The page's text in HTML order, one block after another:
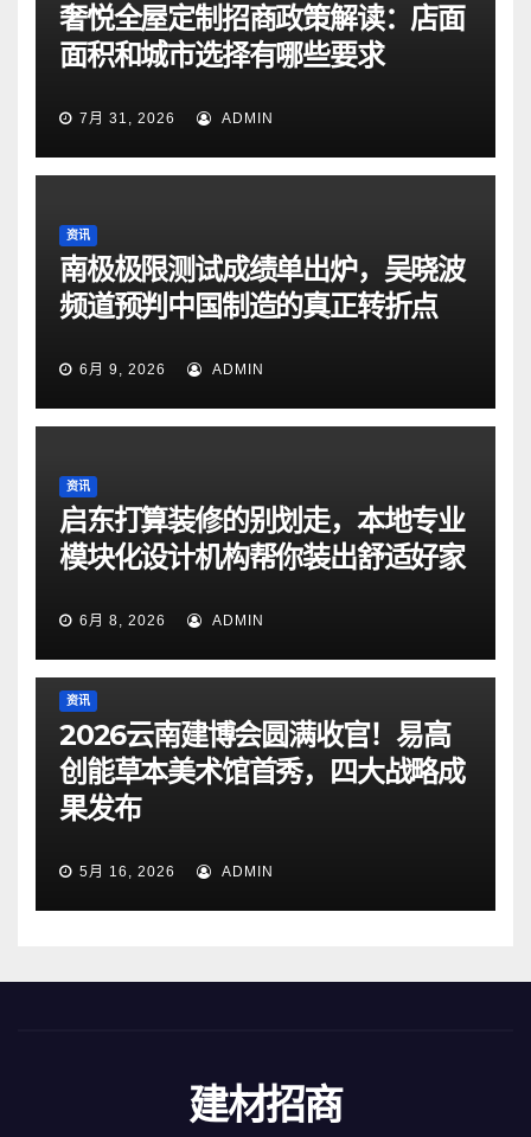
奢悦全屋定制招商政策解读：店面
面积和城市选择有哪些要求
7月 31, 2026 ADMIN
资讯
南极极限测试成绩单出炉，吴晓波
频道预判中国制造的真正转折点
6月 9, 2026 ADMIN
资讯
启东打算装修的别划走，本地专业
模块化设计机构帮你装出舒适好家
6月 8, 2026 ADMIN
资讯
2026云南建博会圆满收官！易高
创能草本美术馆首秀，四大战略成
果发布
5月 16, 2026 ADMIN
建材招商